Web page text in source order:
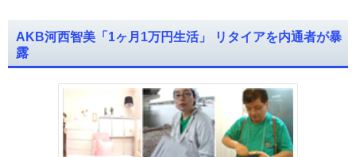
AKB河西智美「1ヶ月1万円生活」 リタイアを内通者が暴
露